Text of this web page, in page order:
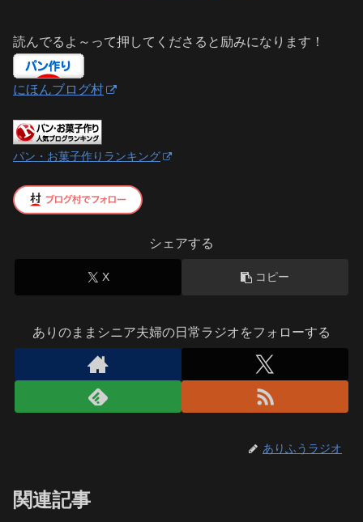
読んでるよ～って押してくださると励みになります！
にほんブログ村
パン・お菓子作りランキング
シェアする
X コピー
ありのままシニア夫婦の日常ラジオをフォローする
ありふうラジオ
関連記事